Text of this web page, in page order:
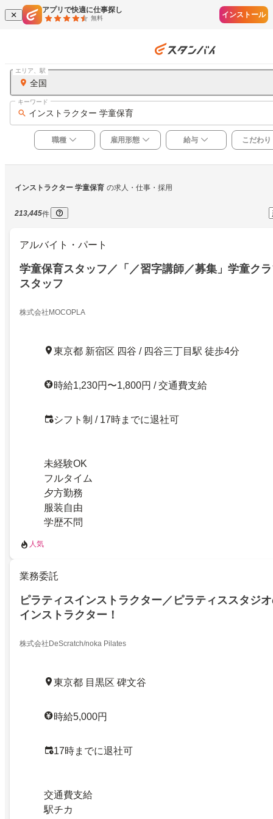
アプリで快適に仕事探し
無料 インストール
全国
エリア、駅
インストラクター 学童保育
キーワード
職種 雇用形態 給与 こだわり
インストラクター 学童保育 の求人・仕事・採用
213,445件
アルバイト・パート
学童保育スタッフ／「／習字講師／募集」学童ク
スタッフ
株式会社MOCOPLA
東京都 新宿区 四谷 / 四谷三丁目駅 徒歩4分
時給1,230円〜1,800円 / 交通費支給
シフト制 / 17時までに退社可
未経験OK
フルタイム
夕方勤務
服装自由
学歴不問
人気
業務委託
ピラティスインストラクター／ピラティススタジ
インストラクター！
株式会社DeScratch/noka Pilates
東京都 目黒区 碑文谷
時給5,000円
17時までに退社可
交通費支給
駅チカ